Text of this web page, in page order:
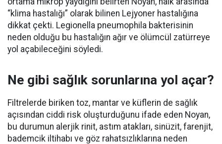
“klima hastalığı” olarak bilinen Lejyoner hastalığına
dikkat çekti. Legionella pneumophila bakterisinin
neden olduğu bu hastalığın ağır ve ölümcül zatürreye
yol açabileceğini söyledi.
Ne gibi sağlık sorunlarına yol açar?
Filtrelerde biriken toz, mantar ve küflerin de sağlık
açısından ciddi risk oluşturduğunu ifade eden Noyan,
bu durumun alerjik rinit, astım atakları, sinüzit, farenjit,
bademcik iltihabı ve göz rahatsızlıklarına neden